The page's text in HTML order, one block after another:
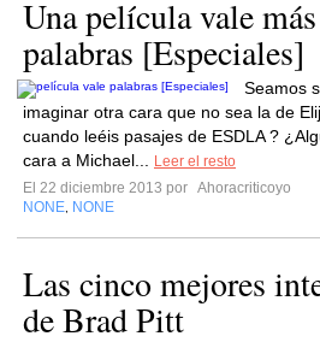
Una película vale
palabras [Especiales]
Seamos
imaginar otra cara que no sea la de
cuando leéis pasajes de ESDLA ?
cara a Michael...
Leer el resto
El 22 diciembre 2013 por Ahoracriticoyo
NONE NONE
Las cinco mejores
de Brad Pitt